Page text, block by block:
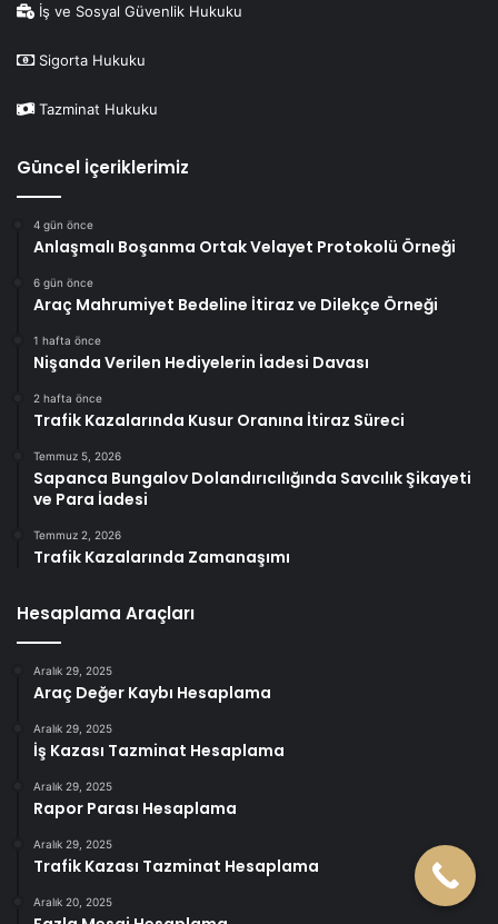
İş ve Sosyal Güvenlik Hukuku
Sigorta Hukuku
Tazminat Hukuku
Güncel İçeriklerimiz
4 gün önce
Anlaşmalı Boşanma Ortak Velayet Protokolü Örneği
6 gün önce
Araç Mahrumiyet Bedeline İtiraz ve Dilekçe Örneği
1 hafta önce
Nişanda Verilen Hediyelerin İadesi Davası
2 hafta önce
Trafik Kazalarında Kusur Oranına İtiraz Süreci
Temmuz 5, 2026
Sapanca Bungalov Dolandırıcılığında Savcılık Şikayeti
ve Para İadesi
Temmuz 2, 2026
Trafik Kazalarında Zamanaşımı
Hesaplama Araçları
Aralık 29, 2025
Araç Değer Kaybı Hesaplama
Aralık 29, 2025
İş Kazası Tazminat Hesaplama
Aralık 29, 2025
Rapor Parası Hesaplama
Aralık 29, 2025
Trafik Kazası Tazminat Hesaplama
Aralık 20, 2025